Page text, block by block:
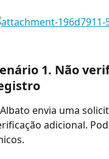
1. Não
envia uma
adicional.